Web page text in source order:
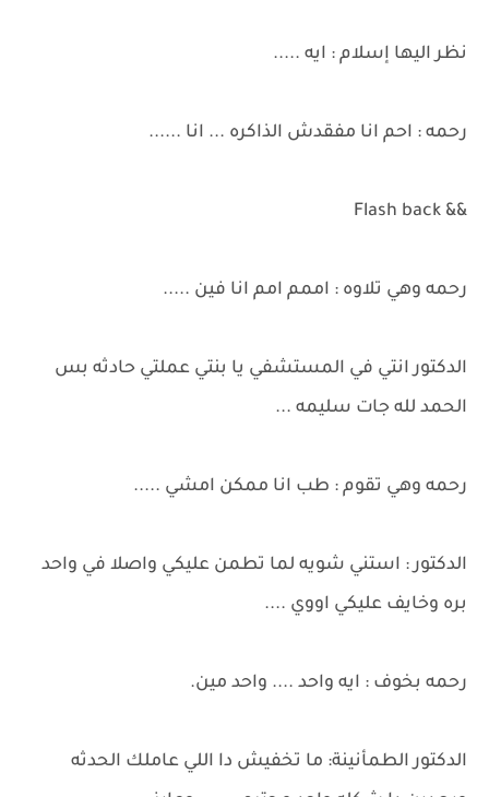
نظر اليها إسلام : ايه .....
رحمه : احم انا مفقدش الذاكره ... انا ......
&& Flash back
رحمه وهي تلاوه : اممم امم انا فين .....
الدكتور انتي في المستشفي يا بنتي عملتي حادثه بس
الحمد لله جات سليمه ...
رحمه وهي تقوم : طب انا ممكن امشي .....
الدكتور : استني شويه لما تطمن عليكي واصلا في واحد
بره وخايف عليكي اووي ....
رحمه بخوف : ايه واحد .... واحد مين.
الدكتور الطمأنينة: ما تخفيش دا اللي عاملك الحدثه